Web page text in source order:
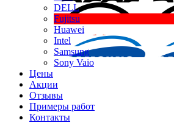
DELL
Fujitsu
Huawei
Intel
Samsung
Sony Vaio
Цены
Акции
Отзывы
Примеры работ
Контакты